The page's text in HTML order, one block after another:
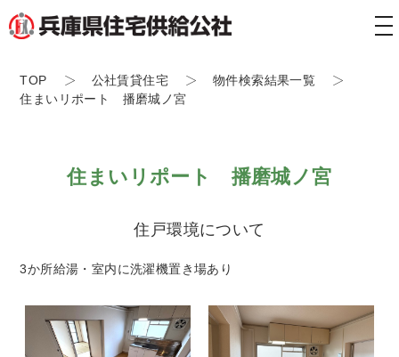
TOP 公社賃貸住宅
物件検索結果一覧
住まいリポート 播磨城ノ宮
住まいリポート 播磨城ノ宮
住戸環境について
3か所給湯・室内に洗濯機置き場あり